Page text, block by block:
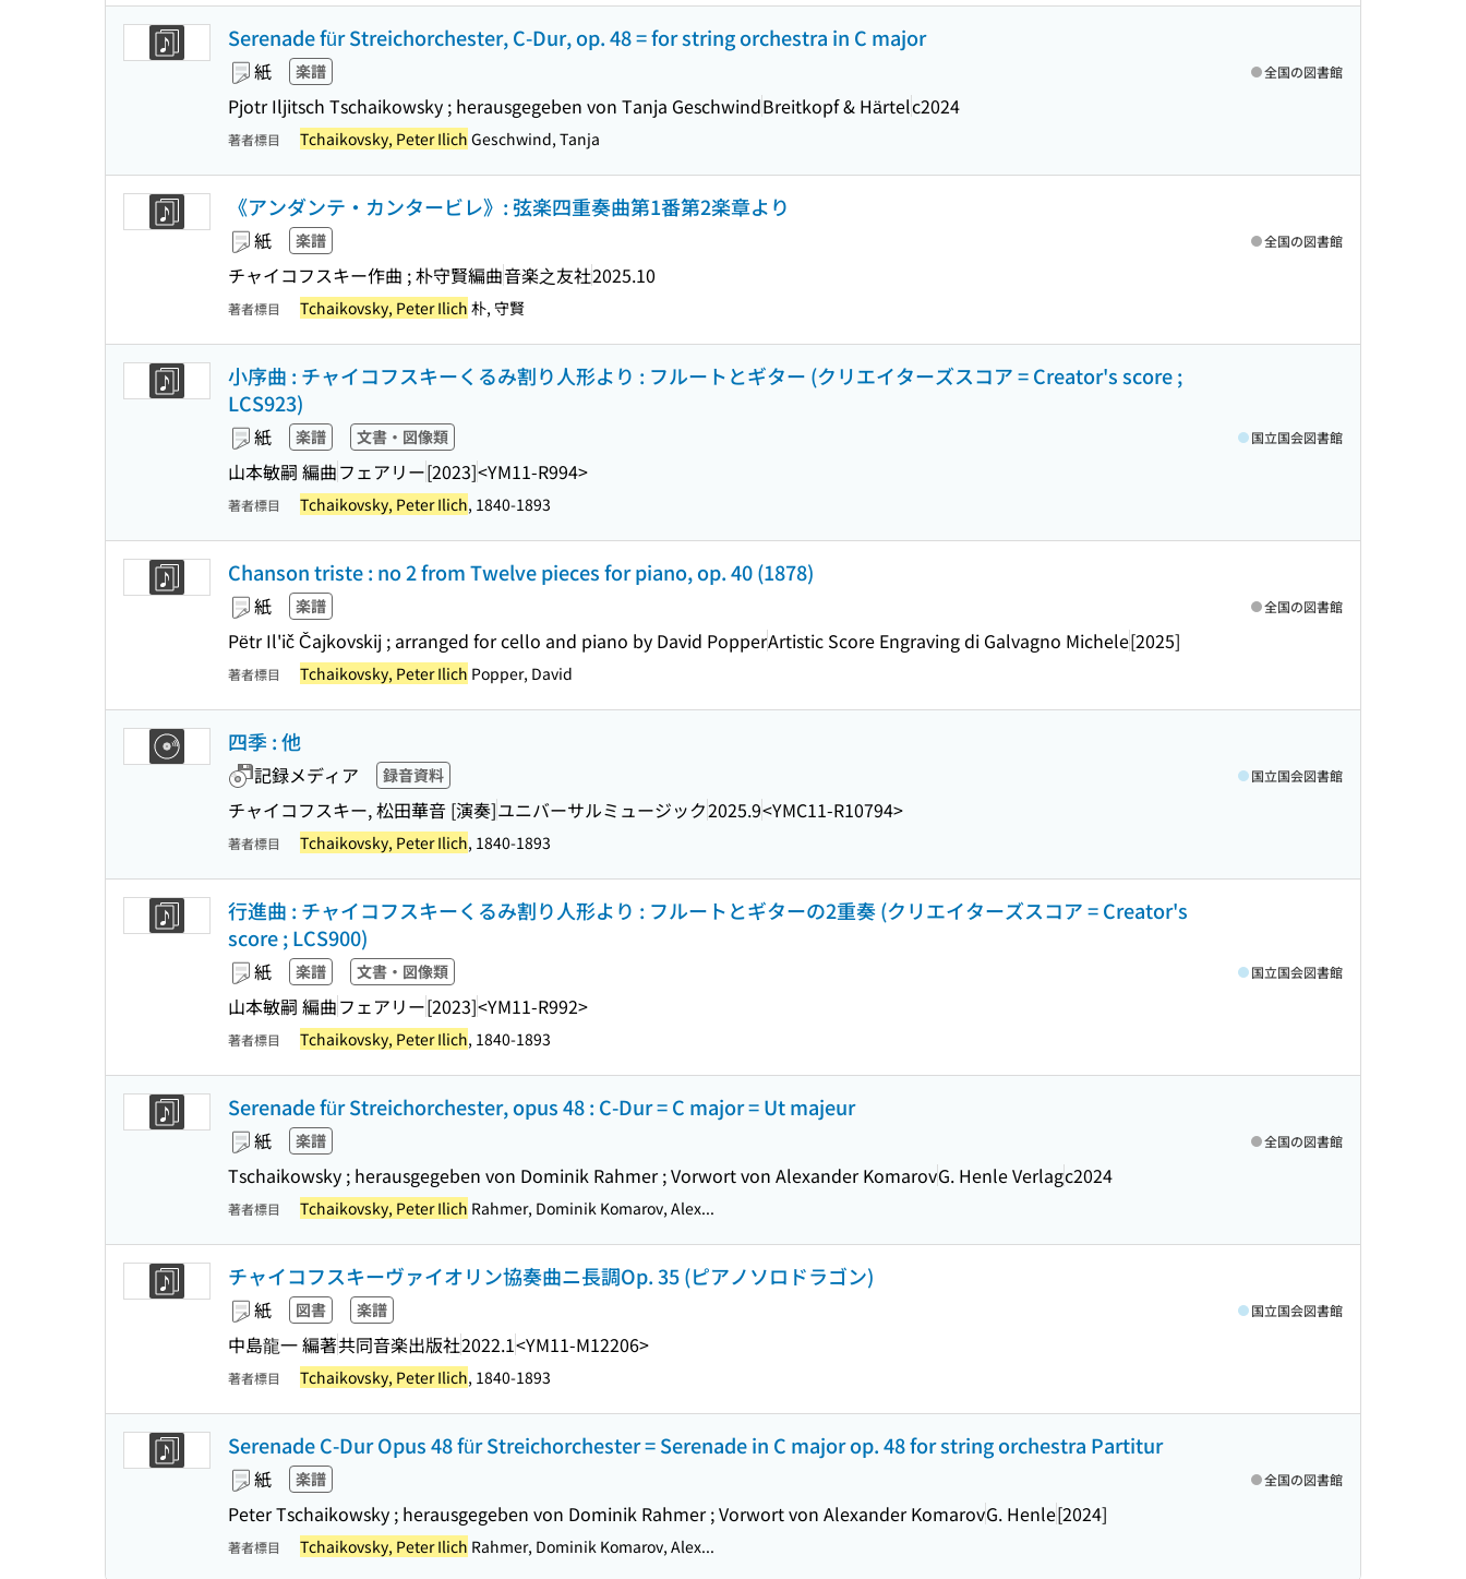
Serenade für Streichorchester, C-Dur, op. 48 = for string orchestra in C major
紙 楽譜
Pjotr Iljitsch Tschaikowsky ; herausgegeben von Tanja GeschwindBreitkopf & Härtelc2024
全国の図書館
著者標目 Tchaikovsky, Peter Ilich Geschwind, Tanja
《アンダンテ・カンタービレ》: 弦楽四重奏曲第1番第2楽章より
紙 楽譜
チャイコフスキー作曲 ; 朴守賢編曲音楽之友社2025.10
全国の図書館
著者標目 Tchaikovsky, Peter Ilich 朴, 守賢
小序曲 : チャイコフスキーくるみ割り人形より : フルートとギター (クリエイターズスコア = Creator's score ;
LCS923)
紙 楽譜 文書・図像類
山本敏嗣 編曲フェアリー[2023]<YM11-R994>
国立国会図書館
著者標目 Tchaikovsky, Peter Ilich, 1840-1893
Chanson triste : no 2 from Twelve pieces for piano, op. 40 (1878)
紙 楽譜
Pëtr Il'ič Čajkovskij ; arranged for cello and piano by David PopperArtistic Score Engraving di Galvagno Michele[2025]
全国の図書館
著者標目 Tchaikovsky, Peter Ilich Popper, David
四季 : 他
記録メディア 録音資料
チャイコフスキー, 松田華音 [演奏]ユニバーサルミュージック2025.9<YMC11-R10794>
国立国会図書館
著者標目 Tchaikovsky, Peter Ilich, 1840-1893
行進曲 : チャイコフスキーくるみ割り人形より : フルートとギターの2重奏 (クリエイターズスコア = Creator's
score ; LCS900)
紙 楽譜 文書・図像類
山本敏嗣 編曲フェアリー[2023]<YM11-R992>
国立国会図書館
著者標目 Tchaikovsky, Peter Ilich, 1840-1893
Serenade für Streichorchester, opus 48 : C-Dur = C major = Ut majeur
紙 楽譜
Tschaikowsky ; herausgegeben von Dominik Rahmer ; Vorwort von Alexander KomarovG. Henle Verlagc2024
全国の図書館
著者標目 Tchaikovsky, Peter Ilich Rahmer, Dominik Komarov, Alex...
チャイコフスキーヴァイオリン協奏曲ニ長調Op. 35 (ピアノソロドラゴン)
紙 図書 楽譜
中島龍一 編著共同音楽出版社2022.1<YM11-M12206>
国立国会図書館
著者標目 Tchaikovsky, Peter Ilich, 1840-1893
Serenade C-Dur Opus 48 für Streichorchester = Serenade in C major op. 48 for string orchestra Partitur
紙 楽譜
Peter Tschaikowsky ; herausgegeben von Dominik Rahmer ; Vorwort von Alexander KomarovG. Henle[2024]
全国の図書館
著者標目 Tchaikovsky, Peter Ilich Rahmer, Dominik Komarov, Alex...